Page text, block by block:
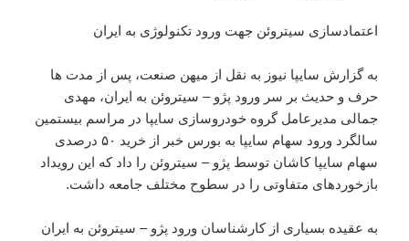
اعتمادسازی سیتروئن جهت ورود تکنولوژی به ایران
به گزارش سایپا نیوز به نقل از میهن صنعت، پس از مدت ها
حرف و حدیث بر سر ورود پژو – سیتروئن به ایران، مهدی
جمالی مدیرعامل گروه خودروسازی سایپا در مراسم بیستمین
سالگرد ورود سهام سایپا به بورس خبر از خرید ۵۰ درصدی
سهام سایپا کاشان توسط پژو – سیتروئن را داد که این رویداد
بازخوردهای متفاوتی را در سطوح مختلف جامعه داشت.
به عقیده بسیاری از کارشناسان ورود پژو – سیتروئن به ایران